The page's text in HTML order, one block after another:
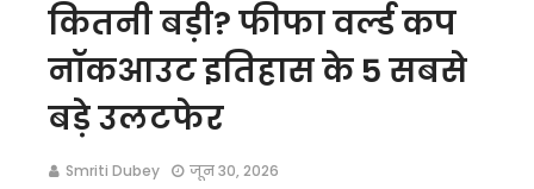
कितनी बड़ी? फीफा वर्ल्ड कप
नॉकआउट इतिहास के 5 सबसे
बड़े उलटफेर
Smriti Dubey जून 30, 2026